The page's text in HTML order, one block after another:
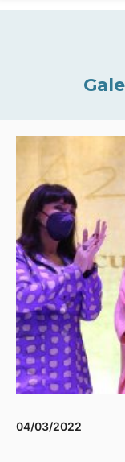
04/03/2022